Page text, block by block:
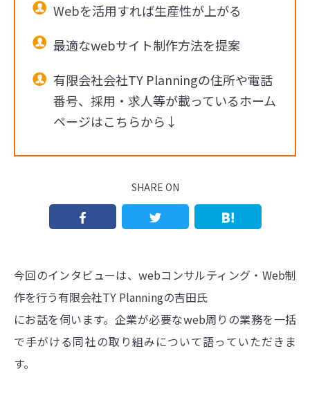
Webを活用すれば生産性が上がる
最適なwebサイト制作方法を提案
有限会社会社TY Planningの住所や電話
番号、採用・求人等が載っているホーム
ページはこちらから↓
SHARE ON
今回のインタビューは、webコンサルティング・Web制
作を行う有限会社TY Planningの吉田氏
にお話を伺います。企業が必要なweb周りの業務を一括
で手がける同社の取り組みについて語っていただきま
す。